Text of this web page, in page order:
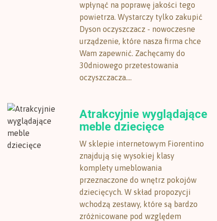
wpłynąć na poprawę jakości tego
powietrza. Wystarczy tylko zakupić
Dyson oczyszczacz - nowoczesne
urządzenie, które nasza firma chce
Wam zapewnić. Zachęcamy do
30dniowego przetestowania
oczyszczacza....
Atrakcyjnie wyglądające
meble dziecięce
W sklepie internetowym Fiorentino
znajdują się wysokiej klasy
komplety umeblowania
przeznaczone do wnętrz pokojów
dziecięcych. W skład propozycji
wchodzą zestawy, które są bardzo
zróżnicowane pod względem